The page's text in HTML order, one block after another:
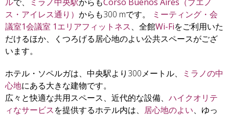
ス・アイレス通り） からも300 mです。
ミーティング・会
議室1会議室 1エリアフィットネス、全館Wi-Fiをご利用いた
だけるほか、くつろげる居心地のよい公共スペースがござ
います。
ホテル・ソペルガは、中央駅より300メートル、
ミラノの中
心地にある大きな建物です。
広々と快適な共用スペース、近代的な設備、 ハイクオリテ
ィなサービスを提供するホテル内は、 居心地のよい、ゆっ